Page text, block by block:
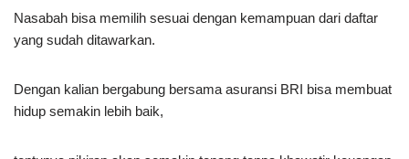
Nasabah bisa memilih sesuai dengan kemampuan dari daftar
yang sudah ditawarkan.
Dengan kalian bergabung bersama asuransi BRI bisa membuat
hidup semakin lebih baik,